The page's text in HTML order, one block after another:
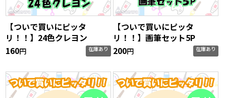
【ついで買いにピッタ
リ！！】24色クレヨン
160円 在庫あり
【ついで買いにピッタ
リ！！】画筆セット5P
200円 在庫あり